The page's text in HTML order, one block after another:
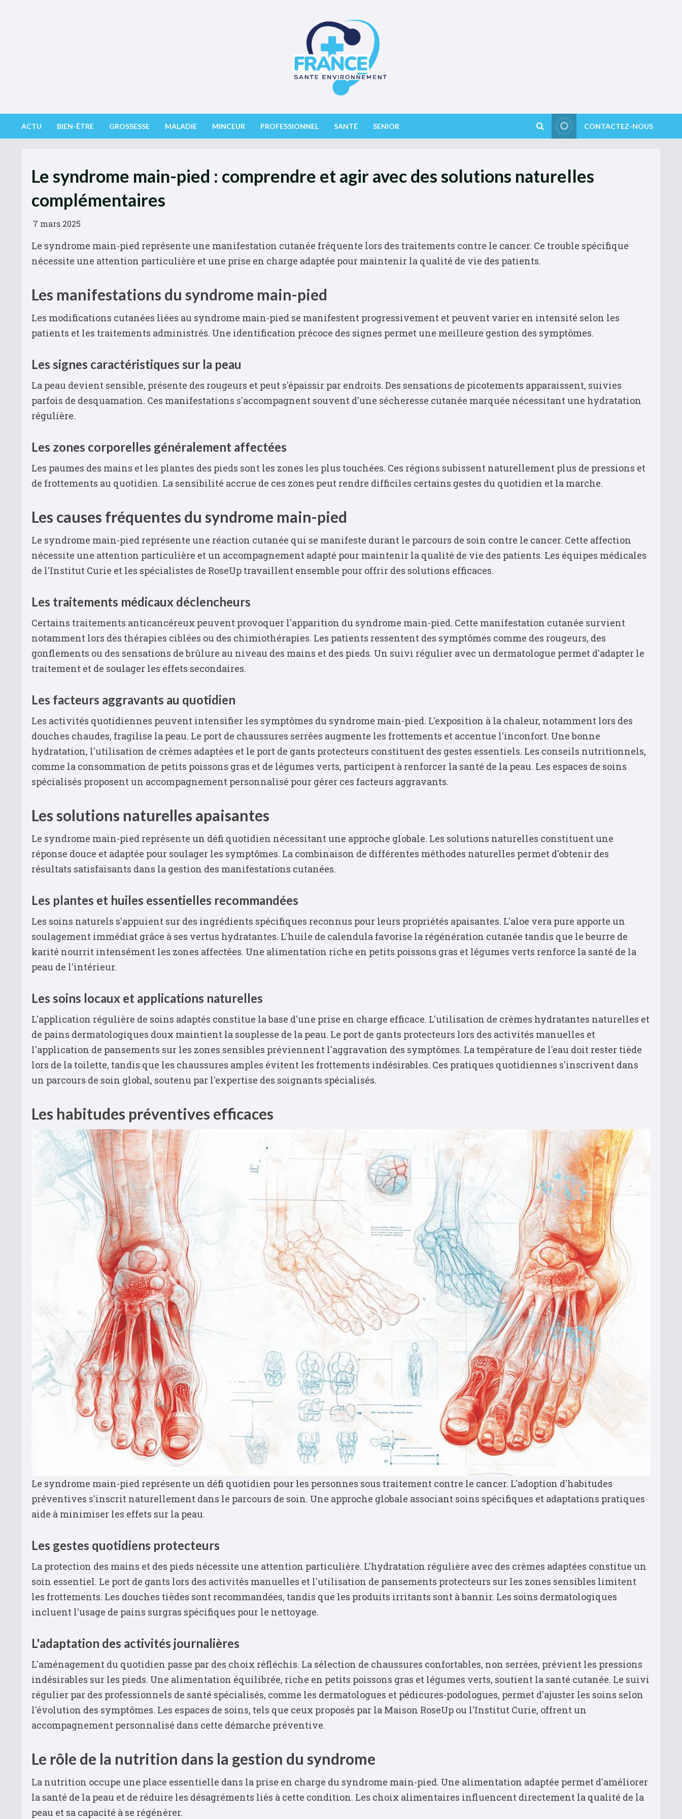
ACTU BIEN-ÊTRE GROSSESSE MALADIE MINCEUR PROFESSIONNEL SANTÉ SENIOR CONTACTEZ-NOUS
Le syndrome main-pied : comprendre et agir avec des solutions naturelles
complémentaires
7 mars 2025
Le syndrome main-pied représente une manifestation cutanée fréquente lors des traitements contre le cancer. Ce trouble spécifique
nécessite une attention particulière et une prise en charge adaptée pour maintenir la qualité de vie des patients.
Les manifestations du syndrome main-pied
Les modifications cutanées liées au syndrome main-pied se manifestent progressivement et peuvent varier en intensité selon les
patients et les traitements administrés. Une identification précoce des signes permet une meilleure gestion des symptômes.
Les signes caractéristiques sur la peau
La peau devient sensible, présente des rougeurs et peut s'épaissir par endroits. Des sensations de picotements apparaissent, suivies
parfois de desquamation. Ces manifestations s'accompagnent souvent d'une sécheresse cutanée marquée nécessitant une hydratation
régulière.
Les zones corporelles généralement affectées
Les paumes des mains et les plantes des pieds sont les zones les plus touchées. Ces régions subissent naturellement plus de pressions et
de frottements au quotidien. La sensibilité accrue de ces zones peut rendre difficiles certains gestes du quotidien et la marche.
Les causes fréquentes du syndrome main-pied
Le syndrome main-pied représente une réaction cutanée qui se manifeste durant le parcours de soin contre le cancer. Cette affection
nécessite une attention particulière et un accompagnement adapté pour maintenir la qualité de vie des patients. Les équipes médicales
de l'Institut Curie et les spécialistes de RoseUp travaillent ensemble pour offrir des solutions efficaces.
Les traitements médicaux déclencheurs
Certains traitements anticancéreux peuvent provoquer l'apparition du syndrome main-pied. Cette manifestation cutanée survient
notamment lors des thérapies ciblées ou des chimiothérapies. Les patients ressentent des symptômes comme des rougeurs, des
gonflements ou des sensations de brûlure au niveau des mains et des pieds. Un suivi régulier avec un dermatologue permet d'adapter le
traitement et de soulager les effets secondaires.
Les facteurs aggravants au quotidien
Les activités quotidiennes peuvent intensifier les symptômes du syndrome main-pied. L'exposition à la chaleur, notamment lors des
douches chaudes, fragilise la peau. Le port de chaussures serrées augmente les frottements et accentue l'inconfort. Une bonne
hydratation, l'utilisation de crèmes adaptées et le port de gants protecteurs constituent des gestes essentiels. Les conseils nutritionnels,
comme la consommation de petits poissons gras et de légumes verts, participent à renforcer la santé de la peau. Les espaces de soins
spécialisés proposent un accompagnement personnalisé pour gérer ces facteurs aggravants.
Les solutions naturelles apaisantes
Le syndrome main-pied représente un défi quotidien nécessitant une approche globale. Les solutions naturelles constituent une
réponse douce et adaptée pour soulager les symptômes. La combinaison de différentes méthodes naturelles permet d'obtenir des
résultats satisfaisants dans la gestion des manifestations cutanées.
Les plantes et huiles essentielles recommandées
Les soins naturels s'appuient sur des ingrédients spécifiques reconnus pour leurs propriétés apaisantes. L'aloe vera pure apporte un
soulagement immédiat grâce à ses vertus hydratantes. L'huile de calendula favorise la régénération cutanée tandis que le beurre de
karité nourrit intensément les zones affectées. Une alimentation riche en petits poissons gras et légumes verts renforce la santé de la
peau de l'intérieur.
Les soins locaux et applications naturelles
L'application régulière de soins adaptés constitue la base d'une prise en charge efficace. L'utilisation de crèmes hydratantes naturelles et
de pains dermatologiques doux maintient la souplesse de la peau. Le port de gants protecteurs lors des activités manuelles et
l'application de pansements sur les zones sensibles préviennent l'aggravation des symptômes. La température de l'eau doit rester tiède
lors de la toilette, tandis que les chaussures amples évitent les frottements indésirables. Ces pratiques quotidiennes s'inscrivent dans
un parcours de soin global, soutenu par l'expertise des soignants spécialisés.
Les habitudes préventives efficaces
Le syndrome main-pied représente un défi quotidien pour les personnes sous traitement contre le cancer. L'adoption d'habitudes
préventives s'inscrit naturellement dans le parcours de soin. Une approche globale associant soins spécifiques et adaptations pratiques
aide à minimiser les effets sur la peau.
Les gestes quotidiens protecteurs
La protection des mains et des pieds nécessite une attention particulière. L'hydratation régulière avec des crèmes adaptées constitue un
soin essentiel. Le port de gants lors des activités manuelles et l'utilisation de pansements protecteurs sur les zones sensibles limitent
les frottements. Les douches tièdes sont recommandées, tandis que les produits irritants sont à bannir. Les soins dermatologiques
incluent l'usage de pains surgras spécifiques pour le nettoyage.
L'adaptation des activités journalières
L'aménagement du quotidien passe par des choix réfléchis. La sélection de chaussures confortables, non serrées, prévient les pressions
indésirables sur les pieds. Une alimentation équilibrée, riche en petits poissons gras et légumes verts, soutient la santé cutanée. Le suivi
régulier par des professionnels de santé spécialisés, comme les dermatologues et pédicures-podologues, permet d'ajuster les soins selon
l'évolution des symptômes. Les espaces de soins, tels que ceux proposés par la Maison RoseUp ou l'Institut Curie, offrent un
accompagnement personnalisé dans cette démarche préventive.
Le rôle de la nutrition dans la gestion du syndrome
La nutrition occupe une place essentielle dans la prise en charge du syndrome main-pied. Une alimentation adaptée permet d'améliorer
la santé de la peau et de réduire les désagréments liés à cette condition. Les choix alimentaires influencent directement la qualité de la
peau et sa capacité à se régénérer.